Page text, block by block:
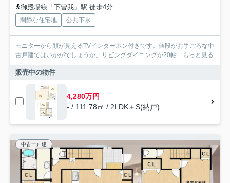
御殿場線「下曽我」駅 徒歩4分
閑静な住宅地 公共下水
モニターから顔が見えるTVインターホン付きです。値段がお手ごろな中
古戸建てはいかがでしょうか。リビングダイニングが20帖... もっと見る
販売中の物件
4,280万円
- / 111.78㎡ / 2LDK＋S(納戸)
中古一戸建